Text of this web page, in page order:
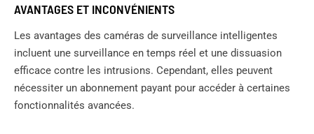
AVANTAGES ET INCONVÉNIENTS
Les avantages des caméras de surveillance intelligentes
incluent une surveillance en temps réel et une dissuasion
efficace contre les intrusions. Cependant, elles peuvent
nécessiter un abonnement payant pour accéder à certaines
fonctionnalités avancées.